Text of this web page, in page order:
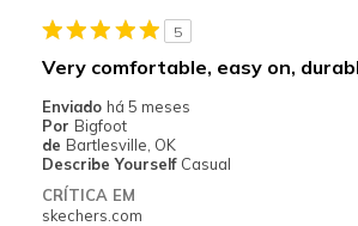
Sizing
Feels true to size
View On Shoes
5
Very comfortable, easy on,
Enviado há 5 meses
Por Bigfoot
de Bartlesville, OK
Describe Yourself Casual
CRÍTICA EM
skechers.com